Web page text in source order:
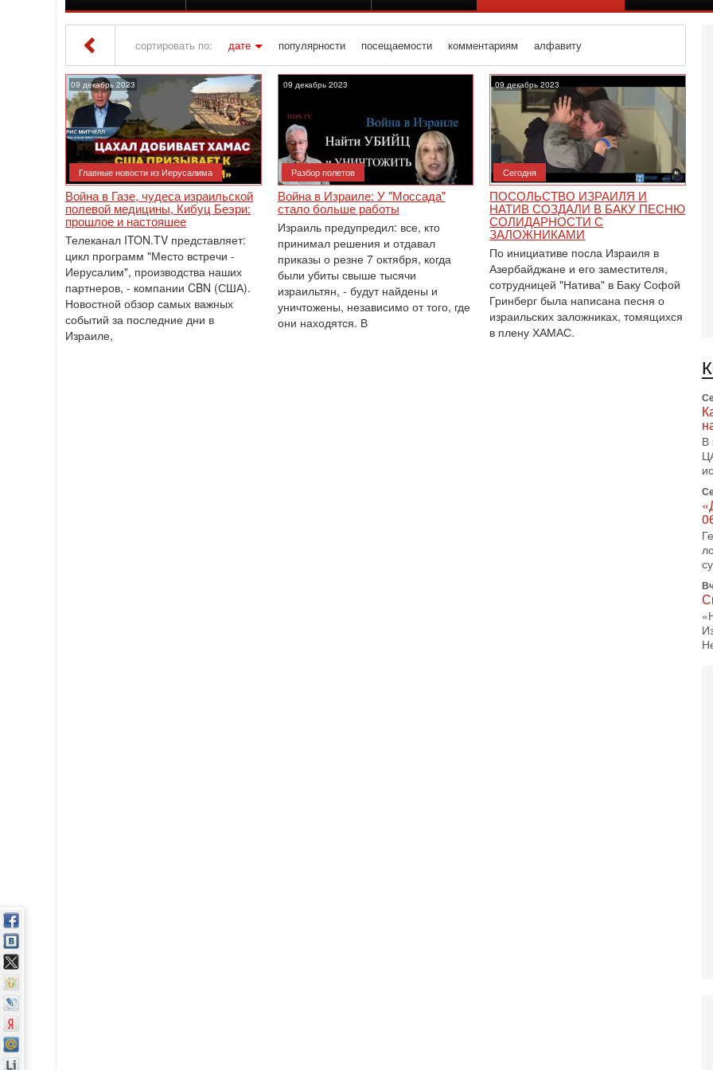
сортировать по: дате популярности посещаемости комментариям алфавиту
Iton TV » Материалы за 09.12.2023
09 декабрь 2023
Главные новости из Иерусалима
Война в Газе, чудеса израильской
полевой медицины, Кибуц Беэри:
прошлое и настояшее
Телеканал ITON.TV представляет:
цикл программ "Место встречи -
Иерусалим", производства наших
партнеров, - компании CBN (США).
Новостной обзор самых важных
событий за последние дни в
Израиле,
09 декабрь 2023
Разбор полетов
Война в Израиле: У "Моссада"
стало больше работы
Израиль предупредил: все, кто
принимал решения и отдавал
приказы о резне 7 октября, когда
были убиты свыше тысячи
израильтян, - будут найдены и
уничтожены, независимо от того, где
они находятся. В
09 декабрь 2023
Сегодня
ПОСОЛЬСТВО ИЗРАИЛЯ И
НАТИВ СОЗДАЛИ В БАКУ ПЕСНЮ
СОЛИДАРНОСТИ С
ЗАЛОЖНИКАМИ
По инициативе посла Израиля в
Азербайджане и его заместителя,
сотрудницей "Натива" в Баку Софой
Гринберг была написана песня о
израильских заложниках, томящихся
в плену ХАМАС.
В